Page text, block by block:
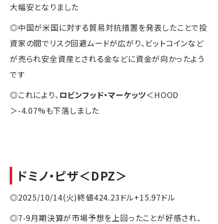
大幅安となりました
◎中国が米国に対する貿易対抗措置を発表したことで投
資家の間でリスク回避ムードが広がり、ビットコインなど
が売られ安全資産とされる金などに資金が向かったよう
です
◎これにより、 ロビンフッド・マーケッツ＜HOOD
＞-4.07%も下落しました
ドミノ・ピザ＜DPZ＞
◎2025/10/14(火)終値424.23ドル+15.97ドル
◎7-9月期決算が市場予想を上回ったことが好感され、